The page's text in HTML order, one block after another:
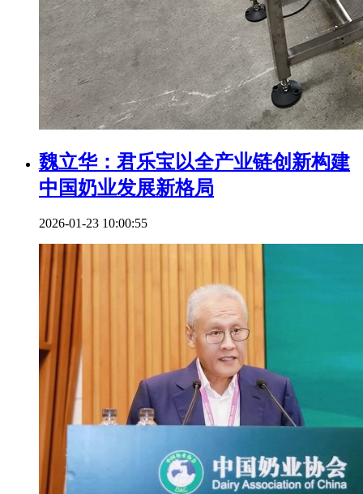
魏立华：君乐宝以全产业链创新构建
中国奶业发展新格局
2026-01-23 10:00:55